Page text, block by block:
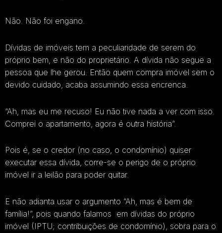
Não. Não foi engano.
Dívidas de imóveis tem a peculiaridade de serem do
próprio bem, e não do proprietário. A dívida não segue a
pessoa que lhe gerou. Então quem compra imóvel sem o
devido cuidado, acaba assumindo essa encrenca.
“Ah, mas eu me recuso! Eu não tive nada a ver com isso.
Comprei o apartamento, agora é outra história”.
Pois é, se o credor (no caso, o condomínio) quiser
executar essa dívida, corre-se o perigo de o próprio
imóvel ir a leilão para poder quitar.
E não adianta usar o argumento “Ah, mas é bem de
família!”, pois quando falamos em dívidas do próprio
imóvel (IPTU; contribuições de condomínio), sobra para o